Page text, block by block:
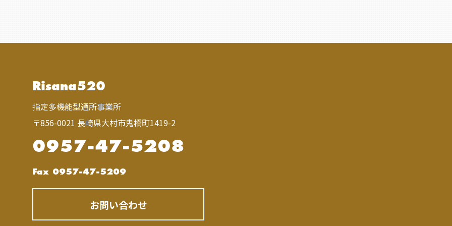
Risana520
指定多機能型通所事業所
〒856-0021 長崎県大村市鬼橋町1419-2
0957-47-5208
Fax 0957-47-5209
お問い合わせ